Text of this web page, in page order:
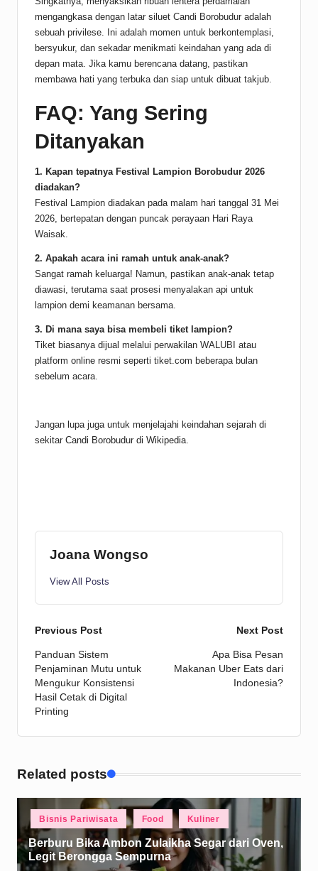
mengangkasa dengan latar siluet Candi Borobudur adalah
sebuah privilese. Ini adalah momen untuk berkontemplasi,
bersyukur, dan sekadar menikmati keindahan yang ada di
depan mata. Jika kamu berencana datang, pastikan
membawa hati yang terbuka dan siap untuk dibuat takjub.
FAQ: Yang Sering
Ditanyakan
1. Kapan tepatnya Festival Lampion Borobudur 2026
diadakan?
Festival Lampion diadakan pada malam hari tanggal 31 Mei
2026, bertepatan dengan puncak perayaan Hari Raya
Waisak.
2. Apakah acara ini ramah untuk anak-anak?
Sangat ramah keluarga! Namun, pastikan anak-anak tetap
diawasi, terutama saat prosesi menyalakan api untuk
lampion demi keamanan bersama.
3. Di mana saya bisa membeli tiket lampion?
Tiket biasanya dijual melalui perwakilan WALUBI atau
platform online resmi seperti tiket.com beberapa bulan
sebelum acara.
Jangan lupa juga untuk menjelajahi keindahan sejarah di
sekitar Candi Borobudur di Wikipedia.
Joana Wongso
View All Posts
Post
navigation
Previous Post
Panduan Sistem
Penjaminan Mutu untuk
Mengukur Konsistensi
Hasil Cetak di Digital
Printing
Next Post
Apa Bisa Pesan
Makanan Uber Eats dari
Indonesia?
Related posts
in
Bisnis Pariwisata Food Kuliner
Berburu Bika Ambon Zulaikha Segar dari Oven,
Legit Berongga Sempurna